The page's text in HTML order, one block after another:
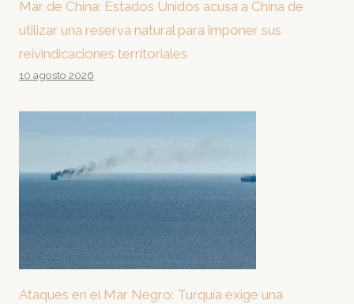
Mar de China: Estados Unidos acusa a China de
utilizar una reserva natural para imponer sus
reivindicaciones territoriales
10 agosto 2026
Ataques en el Mar Negro: Turquía exige una